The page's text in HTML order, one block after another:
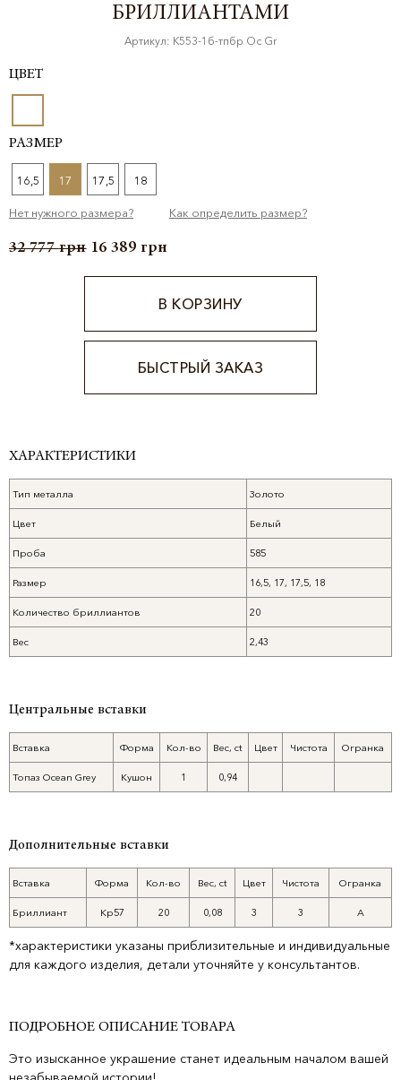
БРИЛЛИАНТАМИ
Артикул: К553-1б-тпбр Oc Gr
ЦВЕТ
РАЗМЕР
16,5 17 17,5 18
Нет нужного размера? Как определить размер?
32 777грн 16 389 грн
В КОРЗИНУ
БЫСТРЫЙ ЗАКАЗ
ХАРАКТЕРИСТИКИ
Тип металла Золото
Цвет Белый
Проба 585
Размер 16,5, 17, 17,5, 18
Количество бриллиантов 20
Вес 2,43
Центральные вставки
Вставка Форма Кол-во Вес, ct Цвет Чистота Огранка
Топаз Ocean Grey Кушон 1 0,94
Дополнительные вставки
Вставка Форма Кол-во Вес, ct Цвет Чистота Огранка
Бриллиант Кр57 20 0,08 3 3 А
*характеристики указаны приблизительные и индивидуальные
для каждого изделия, детали уточняйте у консультантов.
ПОДРОБНОЕ ОПИСАНИЕ ТОВАРА
Это изысканное украшение станет идеальным началом вашей